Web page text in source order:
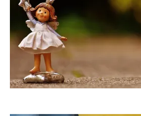
kasdienybėje: kaip
rankų darbo indai
keičia požiūrį į namų
estetiką